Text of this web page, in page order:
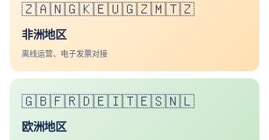
🇿🇦🇳🇬🇰🇪🇺🇬🇿🇲🇹🇿
非洲地区
离线运营、电子发票对接
🇬🇧🇫🇷🇩🇪🇮🇹🇪🇸🇳🇱
欧洲地区